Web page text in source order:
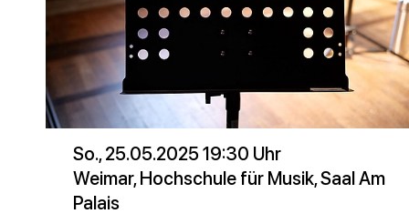
So., 25.05.2025 19:30 Uhr
Weimar, Hochschule für Musik, Saal Am
Palais